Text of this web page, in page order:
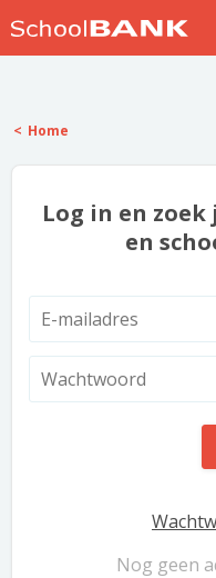
Home
Log in en
en
Nog geen